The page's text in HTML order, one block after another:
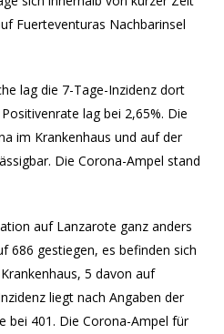
Fuerteventuras Nachbarinsel
lag die 7-Tage-Inzidenz dort
lag bei 2,65%. Die
im Krankenhaus und auf der
Die Corona-Ampel stand
auf Lanzarote ganz anders
686 gestiegen, es befinden sich
5 davon auf
liegt nach Angaben der
bei 401. Die Corona-Ampel für